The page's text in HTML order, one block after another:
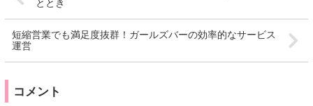
ととき
短縮営業でも満足度抜群！ガールズバーの効率的なサービス
運営
コメント